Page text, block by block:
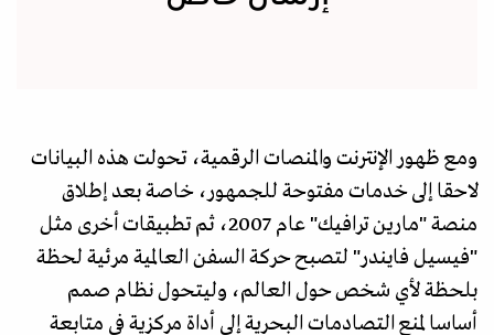
ومع ظهور الإنترنت والمنصات الرقمية، تحولت هذه البيانات
لاحقا إلى خدمات مفتوحة للجمهور، خاصة بعد إطلاق
منصة "مارين ترافيك" عام 2007، ثم تطبيقات أخرى مثل
"فيسيل فايندر" لتصبح حركة السفن العالمية مرئية لحظة
بلحظة لأي شخص حول العالم، وليتحول نظام صمم
أساسا لمنع التصادمات البحرية إلى أداة مركزية في متابعة